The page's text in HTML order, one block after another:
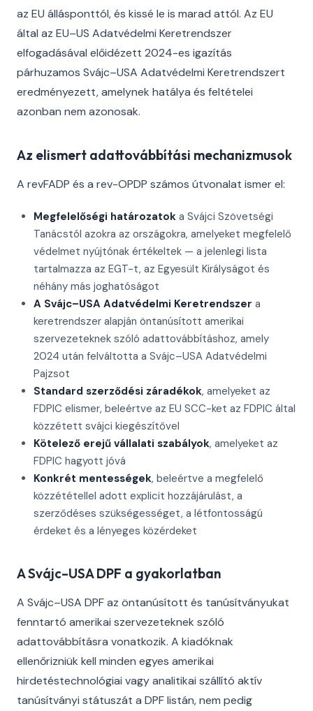
az EU állásponttól, és kissé le is marad attól. Az EU
által az EU–US Adatvédelmi Keretrendszer
elfogadásával előidézett 2024-es igazítás
párhuzamos Svájc–USA Adatvédelmi Keretrendszert
eredményezett, amelynek hatálya és feltételei
azonban nem azonosak.
Az elismert adattovábbítási mechanizmusok
A revFADP és a rev-OPDP számos útvonalat ismer el:
Megfelelőségi határozatok a Svájci Szövetségi
Tanácstól azokra az országokra, amelyeket megfelelő
védelmet nyújtónak értékeltek — a jelenlegi lista
tartalmazza az EGT-t, az Egyesült Királyságot és
néhány más joghatóságot
A Svájc–USA Adatvédelmi Keretrendszer a
keretrendszer alapján öntanúsított amerikai
szervezeteknek szóló adattovábbításhoz, amely
2024 után felváltotta a Svájc–USA Adatvédelmi
Pajzsot
Standard szerződési záradékok, amelyeket az
FDPIC elismer, beleértve az EU SCC-ket az FDPIC által
közzétett svájci kiegészítővel
Kötelező erejű vállalati szabályok, amelyeket az
FDPIC hagyott jóvá
Konkrét mentességek, beleértve a megfelelő
közzététellel adott explicit hozzájárulást, a
szerződéses szükségességet, a létfontosságú
érdeket és a lényeges közérdeket
A Svájc–USA DPF a gyakorlatban
A Svájc–USA DPF az öntanúsított és tanúsítványukat
fenntartó amerikai szervezeteknek szóló
adattovábbításra vonatkozik. A kiadóknak
ellenőrizniük kell minden egyes amerikai
hirdetéstechnológiai vagy analitikai szállító aktív
tanúsítványi státuszát a DPF listán, nem pedig